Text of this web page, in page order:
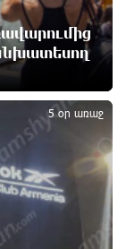
15 ժամ առաջ
նկատմամբ
5 օր առաջ